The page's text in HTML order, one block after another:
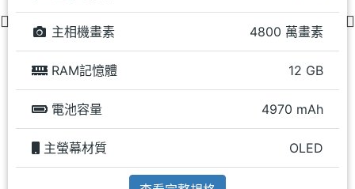
主相機畫素 4800 萬畫素
RAM記憶體 12 GB
電池容量 4970 mAh
主螢幕材質 OLED